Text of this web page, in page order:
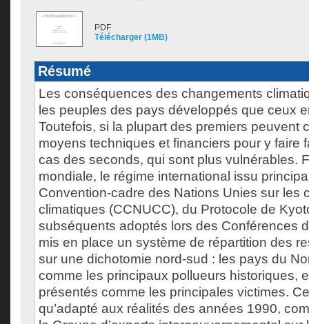
PDF
Télécharger (1MB)
Résumé
Les conséquences des changements
les peuples des pays développés que ceux
Toutefois, si la plupart des premiers peuvent
moyens techniques et financiers pour y faire
cas des seconds, qui sont plus vulnérables.
mondiale, le régime international issu
Convention-cadre des Nations Unies sur les
climatiques (CCNUCC), du Protocole de
subséquents adoptés lors des Conférences
mis en place un système de répartition des
sur une dichotomie nord-sud : les pays du
comme les principaux pollueurs historiques,
présentés comme les principales victimes.
qu’adapté aux réalités des années 1990,